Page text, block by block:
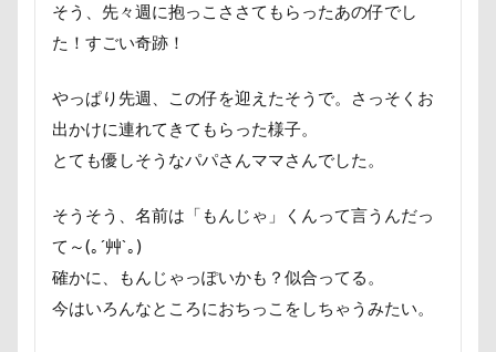
オリジナルグッズ
オヤツ
エルマーくん
オモチャ
オッサン座り
オスワリ
オクラ
オキちゃん劇場
エヴァちゃん
クゥくん
クッキーくん
スヌード
シフォンちゃん
シェリーちゃん
サンバイザー
サンドイッチ
サンタパレード
サンタ
サンキューの日
そう、先々週に抱っこささてもらったあの仔でし
た！すごい奇跡！
やっぱり先週、この仔を迎えたそうで。さっそくお
出かけに連れてきてもらった様子。
とても優しそうなパパさんママさんでした。
そうそう、名前は「もんじゃ」くんって言うんだっ
て～(｡´艸`｡)
確かに、もんじゃっぽいかも？似合ってる。
今はいろんなところにおちっこをしちゃうみたい。
マグノリア棟
マグカップ
ボート
マイクロビーズクッション
マイクロバブル
マイクロチップ
ポテチくん
ポチくん
ポストカード
ペットドック
フルーツトマト狩り
ブルブル
ブリーダー
ブリキ看板
ブランチ
ブラッシング